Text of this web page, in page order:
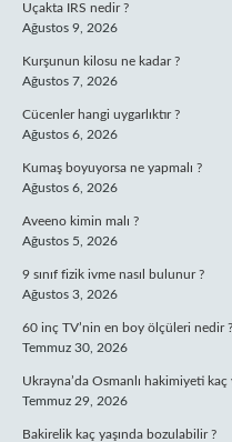
Uçakta IRS nedir ?
Ağustos 9, 2026
Kurşunun kilosu ne kadar ?
Ağustos 7, 2026
Cücenler hangi uygarlıktır ?
Ağustos 6, 2026
Kumaş boyuyorsa ne yapmalı ?
Ağustos 6, 2026
Aveeno kimin malı ?
Ağustos 5, 2026
9 sınıf fizik ivme nasıl bulunur ?
Ağustos 3, 2026
60 inç TV’nin en boy ölçüleri nedir ?
Temmuz 30, 2026
Ukrayna’da Osmanlı hakimiyeti kaç
Temmuz 29, 2026
Bakirelik kaç yaşında bozulabilir ?